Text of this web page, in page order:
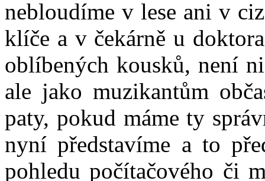
nebloudíme v lese ani v
klíče a v čekárně u
oblíbených kousků, není
ale jako muzikantům
paty, pokud máme ty
nyní představíme a to
pohledu počítačového či